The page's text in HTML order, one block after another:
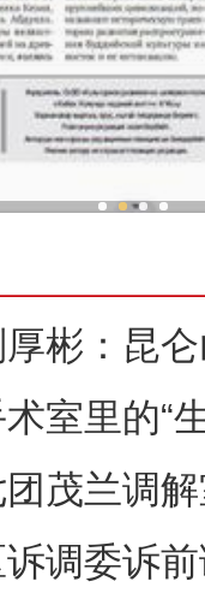
彬：昆
室里的“
茂兰调
调委诉